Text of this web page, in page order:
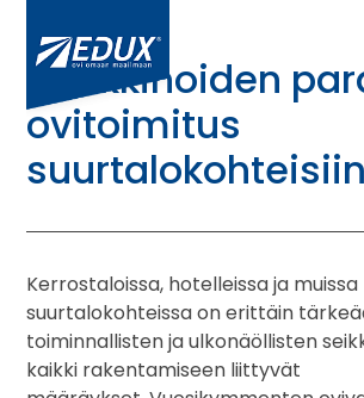
Markkinoiden
ovitoimitus
suurtalokohteisiin
Kerrostaloissa, hotelleissa ja muissa
suurtalokohteissa on erittäin
toiminnallisten ja ulkonäöllisten
kaikki rakentamiseen liittyvät